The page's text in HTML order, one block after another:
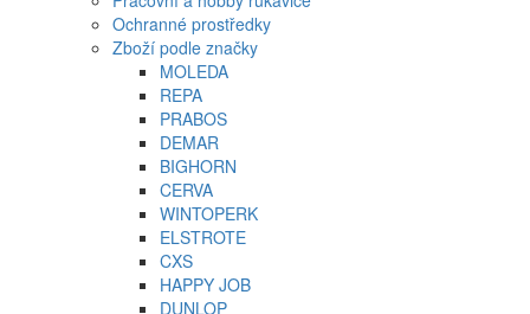
Ochranné prostředky
Zboží podle značky
MOLEDA
REPA
PRABOS
DEMAR
BIGHORN
CERVA
WINTOPERK
ELSTROTE
CXS
HAPPY JOB
DUNLOP